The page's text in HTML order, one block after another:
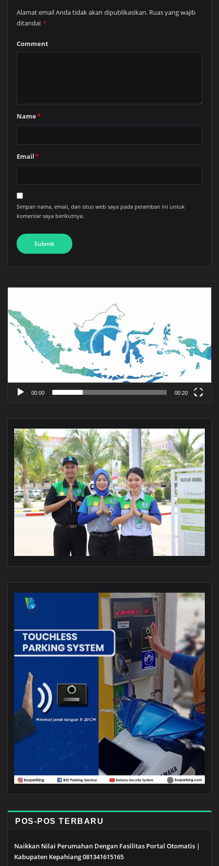
Alamat email Anda tidak akan dipublikasikan. Ruas yang wajib
ditandai *
Comment
Name*
Email*
Simpan nama, email, dan situs web saya pada peramban ini untuk
komentar saya berikutnya.
00:00 00:20
POS-POS TERBARU
Naikkan Nilai Perumahan Dengan Fasilitas Portal Otomatis |
Kabupaten Kepahiang 081341615165